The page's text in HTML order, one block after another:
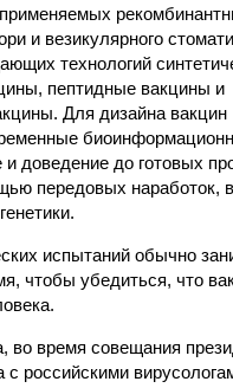
и везикулярного
технологий
пептидные вакцины и
Для дизайна вакцин
и доведение до готовых
передовых наработок,
испытаний обычно
чтобы убедиться, что
во время совещания
российскими